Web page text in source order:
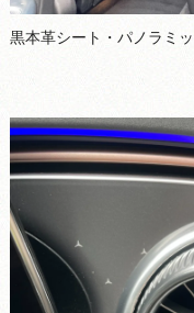
黒本革シート・パノラミ